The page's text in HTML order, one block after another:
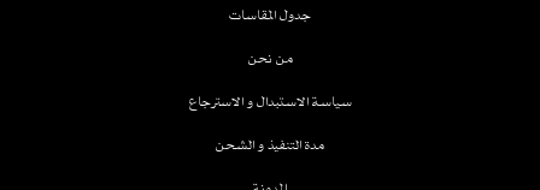
جدول المقاسات
من نحن
سياسة الاستبدال و الاسترجاع
مدة التنفيذ و الشحن